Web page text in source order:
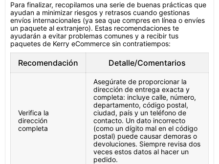
Para finalizar, recopilamos una serie de buenas prácticas que
ayudan a minimizar riesgos y retrasos cuando gestionas
envíos internacionales (ya sea que compres en línea o envíes
un paquete al extranjero). Estas recomendaciones te
ayudarán a evitar problemas comunes y a recibir tus
paquetes de Kerry eCommerce sin contratiempos:
Recomendación Detalle/Comentarios
Verifica la
dirección
completa
Asegúrate de proporcionar la
dirección de entrega exacta y
completa: incluye calle, número,
departamento, código postal,
ciudad, país y un teléfono de
contacto. Un dato incorrecto
(como un dígito mal en el código
postal) puede causar demoras o
devoluciones. Siempre revisa dos
veces estos datos al hacer un
pedido.